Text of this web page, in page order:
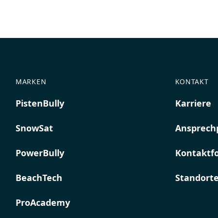
MARKEN
PistenBully
SnowSat
PowerBully
BeachTech
ProAcademy
KONTAKT
Karriere
Standorte